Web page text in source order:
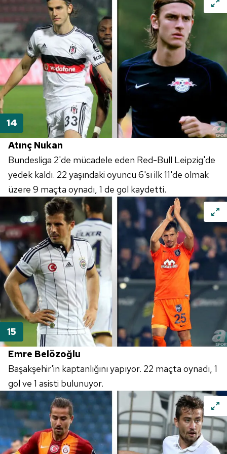
Atınç Nukan
Bundesliga 2'de mücadele eden Red-Bull Leipzig'de
yedek kaldı. 22 yaşındaki oyuncu 6'sı ilk 11'de olmak
üzere 9 maçta oynadı, 1 de gol kaydetti.
Emre Belözoğlu
Başakşehir'in kaptanlığını yapıyor. 22 maçta oynadı, 1
gol ve 1 asisti bulunuyor.